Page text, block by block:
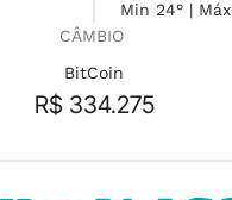
Min 24° |
CÂMBIO
BitCoin
R$ 334.275